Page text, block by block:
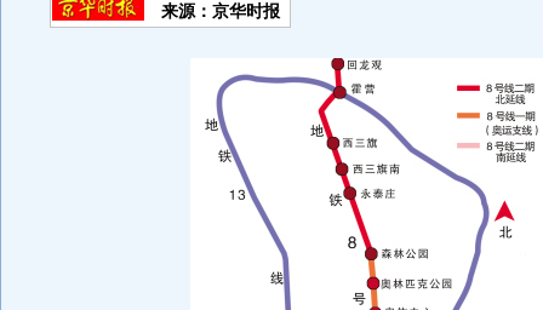
来源：京华时报